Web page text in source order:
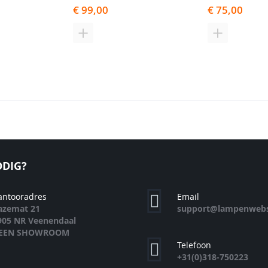
€ 99,00
Winkelwagen
TOEVOEGEN
€ 75,00
TOEVOEGEN
21
NR Veenendaal
SHOWROOM
Email
Telefoon
+31(0)318-750223